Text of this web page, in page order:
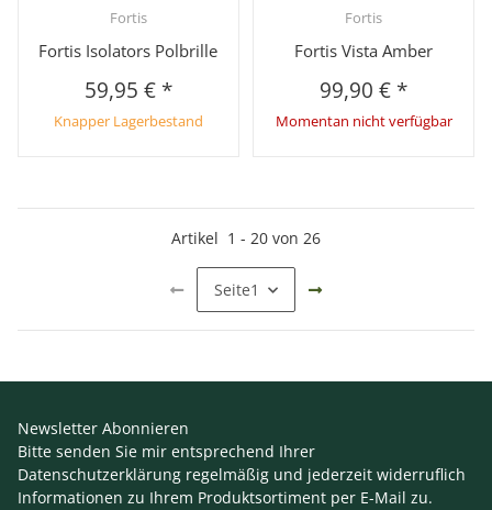
Fortis
Fortis Isolators Polbrille
59,95 € *
Knapper Lagerbestand
Fortis
Fortis Vista Amber
99,90 € *
Momentan nicht verfügbar
Artikel 1 - 20 von 26
Seite1
Newsletter Abonnieren
Bitte senden Sie mir entsprechend Ihrer
Datenschutzerklärung regelmäßig und jederzeit widerruflich
Informationen zu Ihrem Produktsortiment per E-Mail zu.